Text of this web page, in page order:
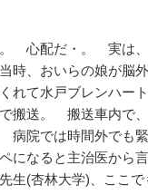
心配だ・。 実は
、おいらの娘が脳
れて水戸ブレンハ
搬送。 搬送車内で
院では時間外でも
になると主治医か
生(杏林大学)、ここで